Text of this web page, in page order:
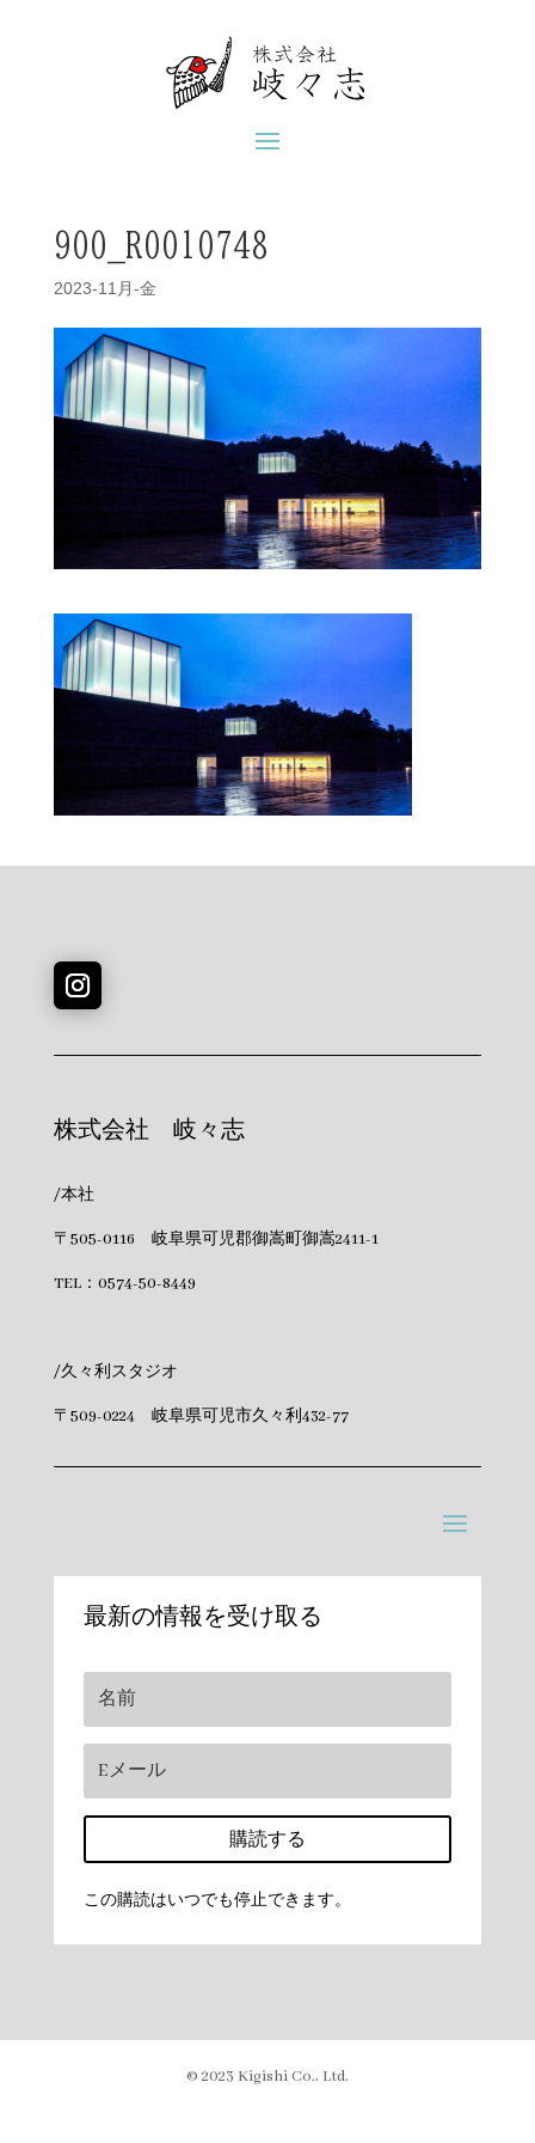
900_R0010748
2023-11月-金
株式会社 岐々志
/本社
〒505-0116 岐阜県可児郡御嵩町御嵩2411-1
TEL： 0574-50-8449
/久々利スタジオ
〒509-0224 岐阜県可児市久々利432-77
最新の情報を受け取る
購読する
この購読はいつでも停止できます。
© 2023 Kigishi Co., Ltd.